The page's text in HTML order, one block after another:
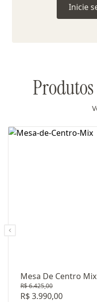
Inicie
Produtos
Mesa De Centro Mix
R$ 6.425,00
R$ 3.990,00